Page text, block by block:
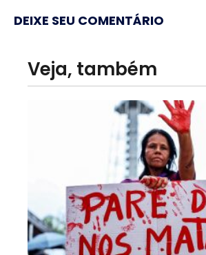
DEIXE SEU COMENTÁRIO
Veja, também